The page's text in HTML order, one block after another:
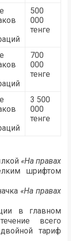
500
000
тенге
700
000
тенге
3 500
000
тенге
«На правах
шрифтом
«На правах
в главном
всего
тариф